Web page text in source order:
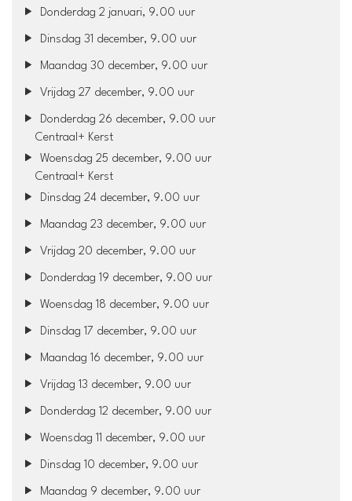
Donderdag 2 januari, 9.00 uur
Dinsdag 31 december, 9.00 uur
Maandag 30 december, 9.00 uur
Vrijdag 27 december, 9.00 uur
Donderdag 26 december, 9.00 uur
Centraal+ Kerst
Woensdag 25 december, 9.00 uur
Centraal+ Kerst
Dinsdag 24 december, 9.00 uur
Maandag 23 december, 9.00 uur
Vrijdag 20 december, 9.00 uur
Donderdag 19 december, 9.00 uur
Woensdag 18 december, 9.00 uur
Dinsdag 17 december, 9.00 uur
Maandag 16 december, 9.00 uur
Vrijdag 13 december, 9.00 uur
Donderdag 12 december, 9.00 uur
Woensdag 11 december, 9.00 uur
Dinsdag 10 december, 9.00 uur
Maandag 9 december, 9.00 uur